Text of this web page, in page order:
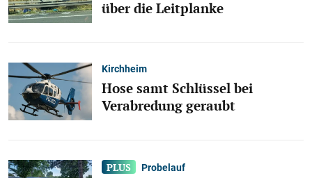
über die Leitplanke
Kirchheim
Hose samt Schlüssel bei
Verabredung geraubt
Probelauf